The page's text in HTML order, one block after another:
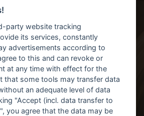
party website tracking
its services, constantly
advertisements according to
to this and can revoke or
at any time with effect for the
that some tools may transfer data
an adequate level of data
"Accept (incl. data transfer to
you agree that the data may be